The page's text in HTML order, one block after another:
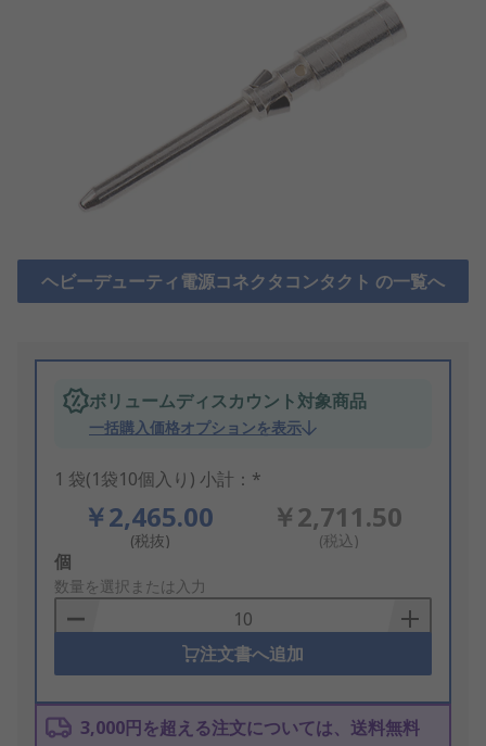
ヘビーデューティ電源コネクタコンタクト の一覧へ
ボリュームディスカウント対象商品
一括購入価格オプションを表示
1 袋(1袋10個入り) 小計：*
￥2,465.00
(税抜)
￥2,711.50
(税込)
Add
to
Basket
個
数量を選択または入力
注文書へ追加
3,000円を超える注文については、送料無料